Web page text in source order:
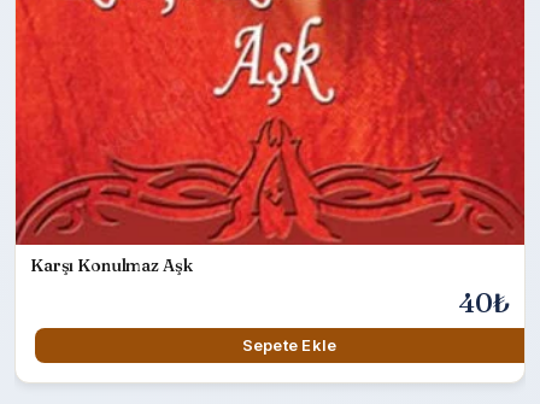
Karşı Konulmaz Aşk
40₺
Sepete Ekle